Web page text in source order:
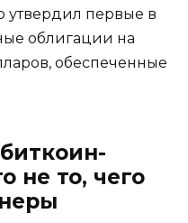
первые в
облигации на
обеспеченные
не то, чего